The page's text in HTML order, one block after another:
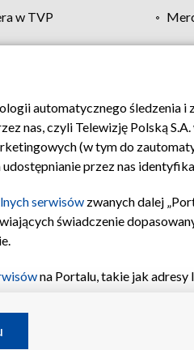
w TVP
Moje zgody Pomoc
automatycznego śledzenia
nas, czyli Telewizję Polską
(w tym do
przez nas
serwisów zwanych dalej
świadczenie
na Portalu, takie jak
urządzeniu lub dostęp do
treści, wyboru